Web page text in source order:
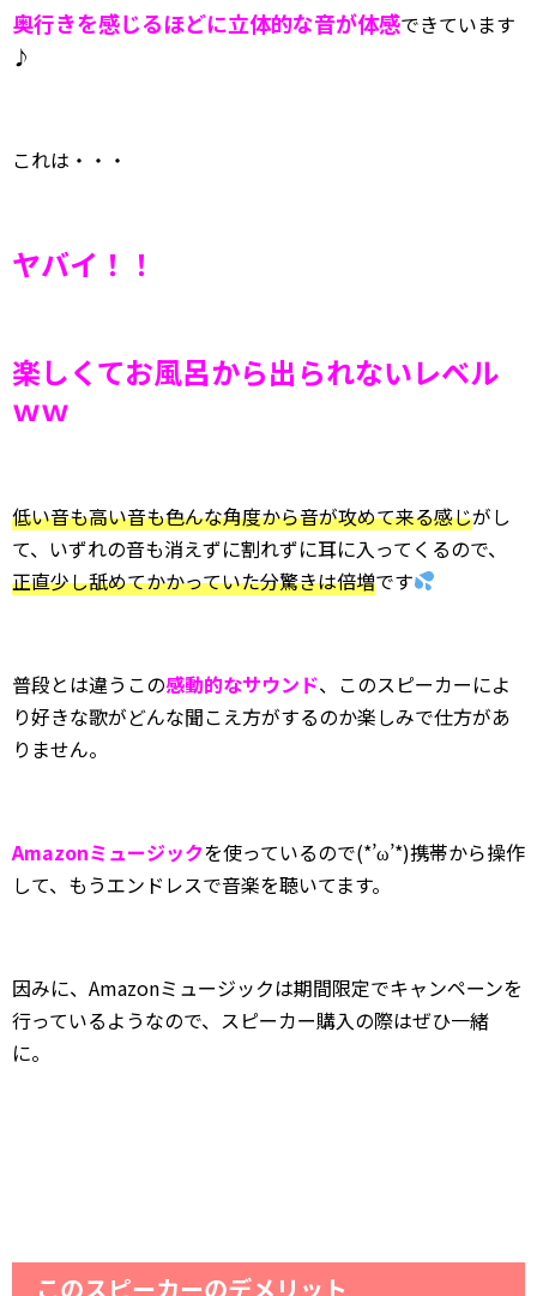
奥行きを感じるほどに立体的な音が体感できています
♪
これは・・・
ヤバイ！！
楽しくてお風呂から出られないレベル
ｗｗ
低い音も高い音も色んな角度から音が攻めて来る感じがし
て、いずれの音も消えずに割れずに耳に入ってくるので、
正直少し舐めてかかっていた分驚きは倍増です
普段とは違うこの感動的なサウンド、このスピーカーによ
り好きな歌がどんな聞こえ方がするのか楽しみで仕方があ
りません。
Amazonミュージックを使っているので(*’ω’*)携帯から操作
して、もうエンドレスで音楽を聴いてます。
因みに、Amazonミュージックは期間限定でキャンペーンを
行っているようなので、スピーカー購入の際はぜひ一緒
に。
このスピーカーのデメリット